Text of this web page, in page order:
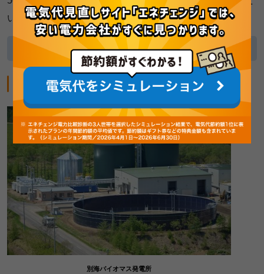
います。
サミット明星パワー株式会社
別海バイオガス発電所
別海バイオマス発電所